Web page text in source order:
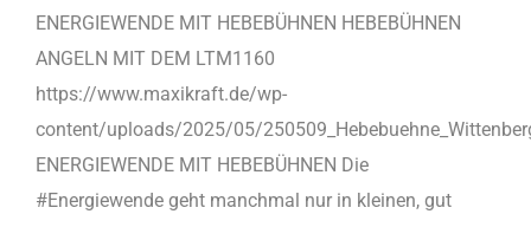
ENERGIEWENDE MIT HEBEBÜHNEN HEBEBÜHNEN
ANGELN MIT DEM LTM1160
https://www.maxikraft.de/wp-
content/uploads/2025/05/
ENERGIEWENDE MIT HEBEBÜHNEN Die
#Energiewende geht manchmal nur in kleinen, gut